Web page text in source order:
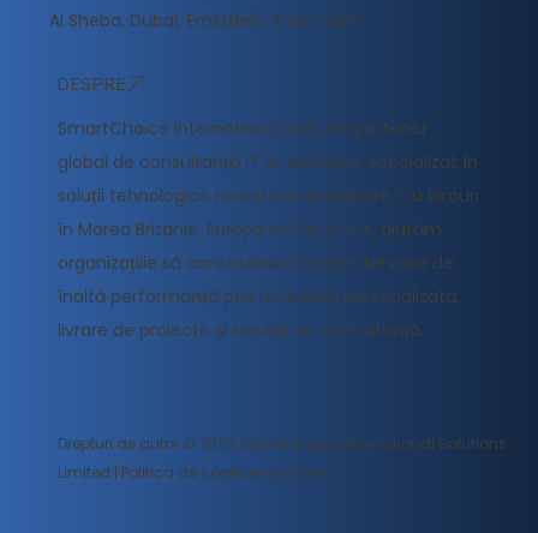
Al Sheba, Dubai, Emiratele Arabe Unite
DESPRE
SmartChoice International este un partener
global de consultanță IT și recrutare, specializat în
soluții tehnologice nearshore și onshore. Cu birouri
în Marea Britanie, Europa de Est și SUA, ajutăm
organizațiile să construiască echipe tehnice de
înaltă performanță prin recrutare personalizată,
livrare de proiecte și servicii de consultanță.
Drepturi de autor © 2025 SmartChoice International Solutions
Limited | Politica de confidențialitate